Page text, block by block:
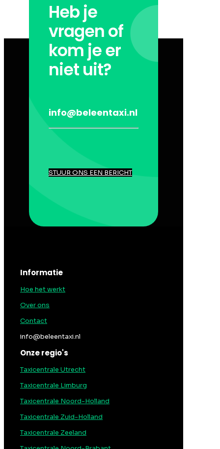
Heb je
vragen of
kom je er
niet uit?
info@beleentaxi.nl
STUUR ONS EEN BERICHT
Informatie
Hoe het werkt
Over ons
Contact
info@beleentaxi.nl
Onze regio's
Taxicentrale Utrecht
Taxicentrale Limburg
Taxicentrale Noord-Holland
Taxicentrale Zuid-Holland
Taxicentrale Zeeland